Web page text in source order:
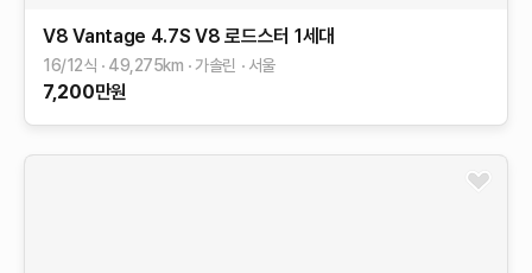
V8 Vantage 4.7S V8 로드스터 1세대
16/12식 49,275km 가솔린 서울
7,200만원